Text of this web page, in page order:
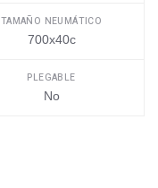
TAMAÑO NEUMÁTICO
700x40c
PLEGABLE
No